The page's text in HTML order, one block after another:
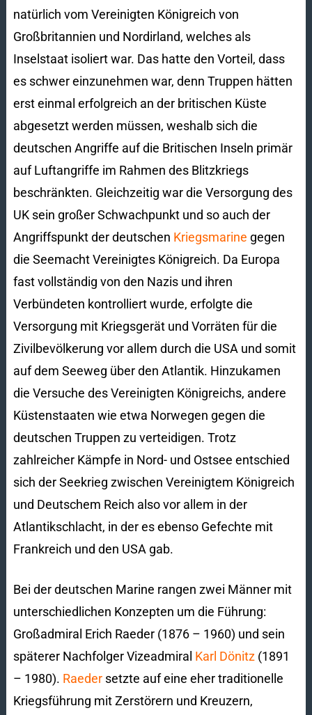
natürlich vom Vereinigten Königreich von
Großbritannien und Nordirland, welches als
Inselstaat isoliert war. Das hatte den Vorteil, dass
es schwer einzunehmen war, denn Truppen hätten
erst einmal erfolgreich an der britischen Küste
abgesetzt werden müssen, weshalb sich die
deutschen Angriffe auf die Britischen Inseln primär
auf Luftangriffe im Rahmen des Blitzkriegs
beschränkten. Gleichzeitig war die Versorgung des
UK sein großer Schwachpunkt und so auch der
Angriffspunkt der deutschen Kriegsmarine gegen
die Seemacht Vereinigtes Königreich. Da Europa
fast vollständig von den Nazis und ihren
Verbündeten kontrolliert wurde, erfolgte die
Versorgung mit Kriegsgerät und Vorräten für die
Zivilbevölkerung vor allem durch die USA und somit
auf dem Seeweg über den Atlantik. Hinzukamen
die Versuche des Vereinigten Königreichs, andere
Küstenstaaten wie etwa Norwegen gegen die
deutschen Truppen zu verteidigen. Trotz
zahlreicher Kämpfe in Nord- und Ostsee entschied
sich der Seekrieg zwischen Vereinigtem Königreich
und Deutschem Reich also vor allem in der
Atlantikschlacht, in der es ebenso Gefechte mit
Frankreich und den USA gab.
Bei der deutschen Marine rangen zwei Männer mit
unterschiedlichen Konzepten um die Führung:
Großadmiral Erich Raeder (1876 – 1960) und sein
späterer Nachfolger Vizeadmiral Karl Dönitz(1891
– 1980). Raedersetzte auf eine eher traditionelle
Kriegsführung mit Zerstörern und Kreuzern,